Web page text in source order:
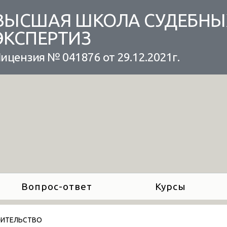
ШКОЛА
№ 041876 от 29.12.2021г.
Вопрос-ответ Курсы